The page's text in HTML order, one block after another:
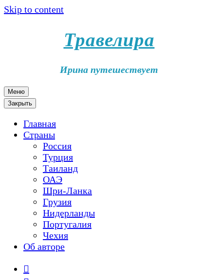
Skip to content
Травелира
Ирина путешествует
Меню
Закрыть
Главная
Страны
Россия
Турция
Таиланд
ОАЭ
Шри-Ланка
Грузия
Нидерланды
Португалия
Чехия
Об авторе